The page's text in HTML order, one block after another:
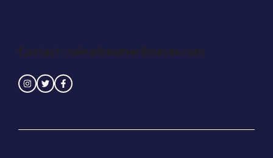
Contact : seinedreamer@naver.com